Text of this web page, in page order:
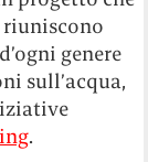
genere
sull’acqua,
.